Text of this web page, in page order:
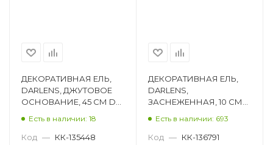
ДЕКОРАТИВНАЯ ЕЛЬ,
DARLENS, ДЖУТОВОЕ
ОСНОВАНИЕ, 45 СМ DL-
Есть в наличии: 18
Код — КК-135448
ДЕКОРАТИВНАЯ ЕЛЬ,
DARLENS,
ЗАСНЕЖЕННАЯ, 10 СМ
Есть в наличии: 693
Код — КК-136791